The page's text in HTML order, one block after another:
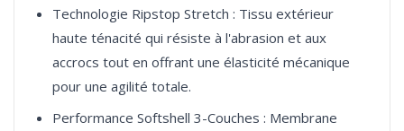
Technologie Ripstop Stretch : Tissu extérieur
haute ténacité qui résiste à l'abrasion et aux
accrocs tout en offrant une élasticité mécanique
pour une agilité totale.
Performance Softshell 3-Couches : Membrane